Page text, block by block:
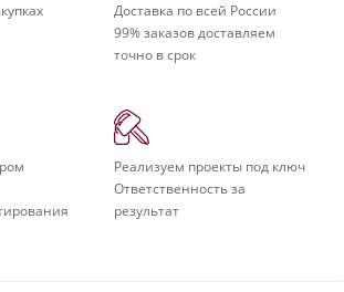
Доставка по всей России
99% заказов доставляем
точно в срок
Реализуем проекты под ключ
Ответственность за
результат